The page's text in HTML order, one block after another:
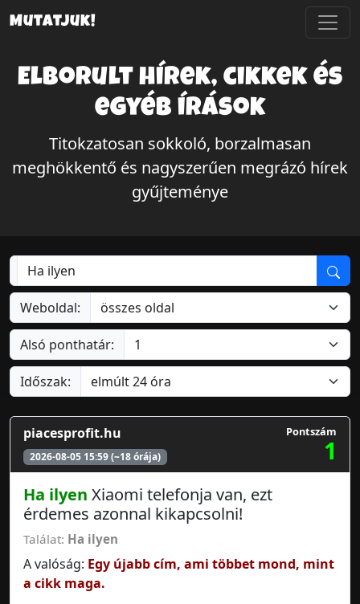
Mutatjuk!
Elborult hírek, cikkek és
egyéb írások
Titokzatosan sokkoló, borzalmasan
meghökkentő és nagyszerűen megrázó hírek
gyűjteménye
Weboldal:
Alsó ponthatár:
Időszak:
piacesprofit.hu
2026-08-05 15:59 (~18 órája)
Pontszám
1
Ha ilyen Xiaomi telefonja van, ezt
érdemes azonnal kikapcsolni!
Találat: Ha ilyen
A valóság: Egy újabb cím, ami többet mond, mint
a cikk maga.